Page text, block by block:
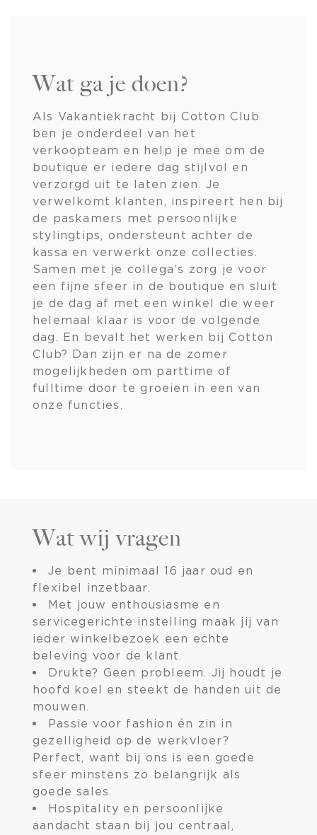
Wat ga je doen?
Als Vakantiekracht bij Cotton Club
ben je onderdeel van het
verkoopteam en help je mee om de
boutique er iedere dag stijlvol en
verzorgd uit te laten zien. Je
verwelkomt klanten, inspireert hen bij
de paskamers met persoonlijke
stylingtips, ondersteunt achter de
kassa en verwerkt onze collecties.
Samen met je collega’s zorg je voor
een fijne sfeer in de boutique en sluit
je de dag af met een winkel die weer
helemaal klaar is voor de volgende
dag. En bevalt het werken bij Cotton
Club? Dan zijn er na de zomer
mogelijkheden om parttime of
fulltime door te groeien in een van
onze functies.
Wat wij vragen
Je bent minimaal 16 jaar oud en
flexibel inzetbaar.
Met jouw enthousiasme en
servicegerichte instelling maak jij van
ieder winkelbezoek een echte
beleving voor de klant.
Drukte? Geen probleem. Jij houdt je
hoofd koel en steekt de handen uit de
mouwen.
Passie voor fashion én zin in
gezelligheid op de werkvloer?
Perfect, want bij ons is een goede
sfeer minstens zo belangrijk als
goede sales.
Hospitality en persoonlijke
aandacht staan bij jou centraal,